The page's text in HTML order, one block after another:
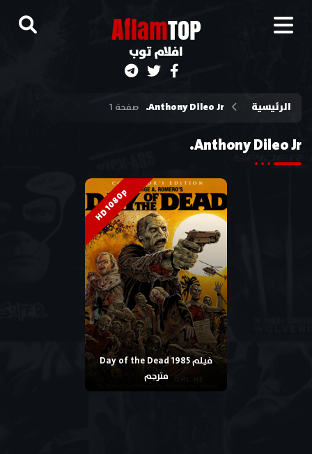
AflamTOP
افلام توب
الرئيسية Anthony Dileo Jr. صفحة 1
Anthony Dileo Jr.
HD 1080p
فيلم Day of the Dead 1985
مترجم